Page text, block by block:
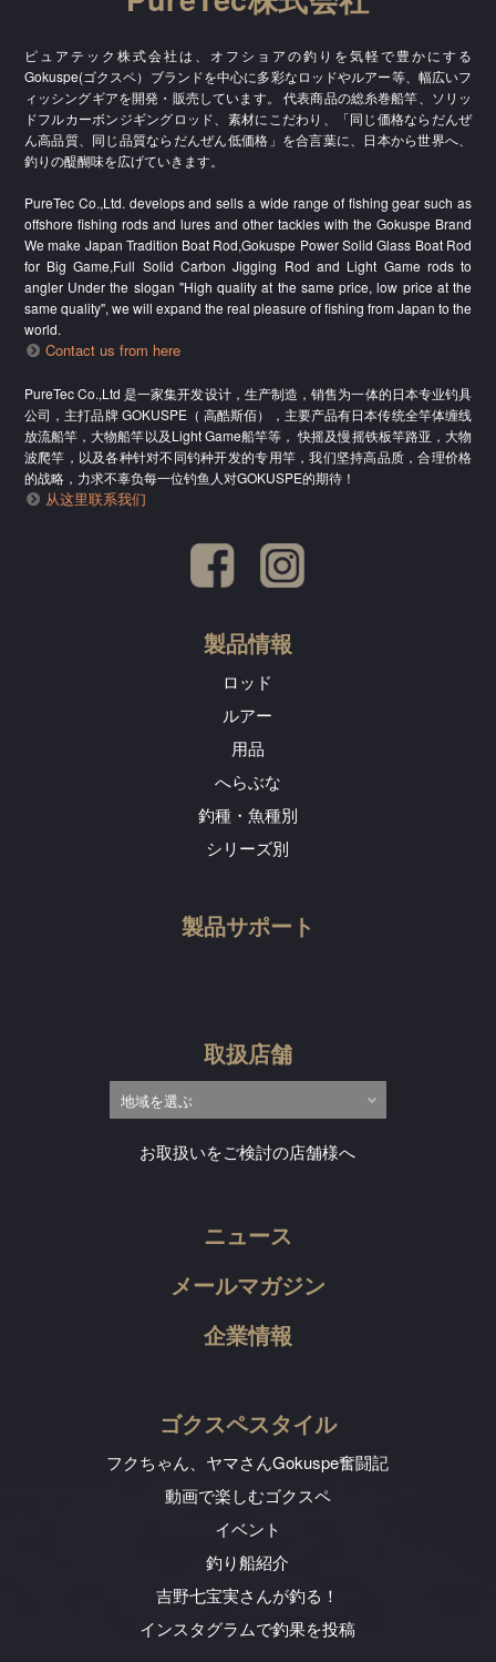
ピュアテック株式会社は、オフショアの釣りを気軽で豊かにする
Gokuspe(ゴクスペ）ブランドを中心に多彩なロッドやルアー等、幅広いフ
ィッシングギアを開発・販売しています。 代表商品の総糸巻船竿、ソリッ
ドフルカーボンジギングロッド、素材にこだわり、「同じ価格ならだんぜ
ん高品質、同じ品質ならだんぜん低価格」を合言葉に、日本から世界へ、
釣りの醍醐味を広げていきます。
PureTec Co.,Ltd. develops and sells a wide range of fishing gear such as
offshore fishing rods and lures and other tackles with the Gokuspe Brand
We make Japan Tradition Boat Rod,Gokuspe Power Solid Glass Boat Rod
for Big Game,Full Solid Carbon Jigging Rod and Light Game rods to
angler Under the slogan "High quality at the same price, low price at the
same quality", we will expand the real pleasure of fishing from Japan to the
world.
Contact us from here
PureTec Co.,Ltd 是一家集开发设计，生产制造，销售为一体的日本专业钓具
公司，主打品牌 GOKUSPE（ 高酷斯佰），主要产品有日本传统全竿体缠线
放流船竿，大物船竿以及Light Game船竿等， 快摇及慢摇铁板竿路亚，大物
波爬竿，以及各种针对不同钓种开发的专用竿，我们坚持高品质，合理价格
的战略，力求不辜负每一位钓鱼人对GOKUSPE的期待！
从这里联系我们
製品情報
ロッド
ルアー
用品
へらぶな
釣種・魚種別
シリーズ別
製品サポート
取扱店舗
お取扱いをご検討の店舗様へ
ニュース
メールマガジン
企業情報
ゴクスペスタイル
フクちゃん、ヤマさんGokuspe奮闘記
動画で楽しむゴクスペ
イベント
釣り船紹介
吉野七宝実さんが釣る！
インスタグラムで釣果を投稿